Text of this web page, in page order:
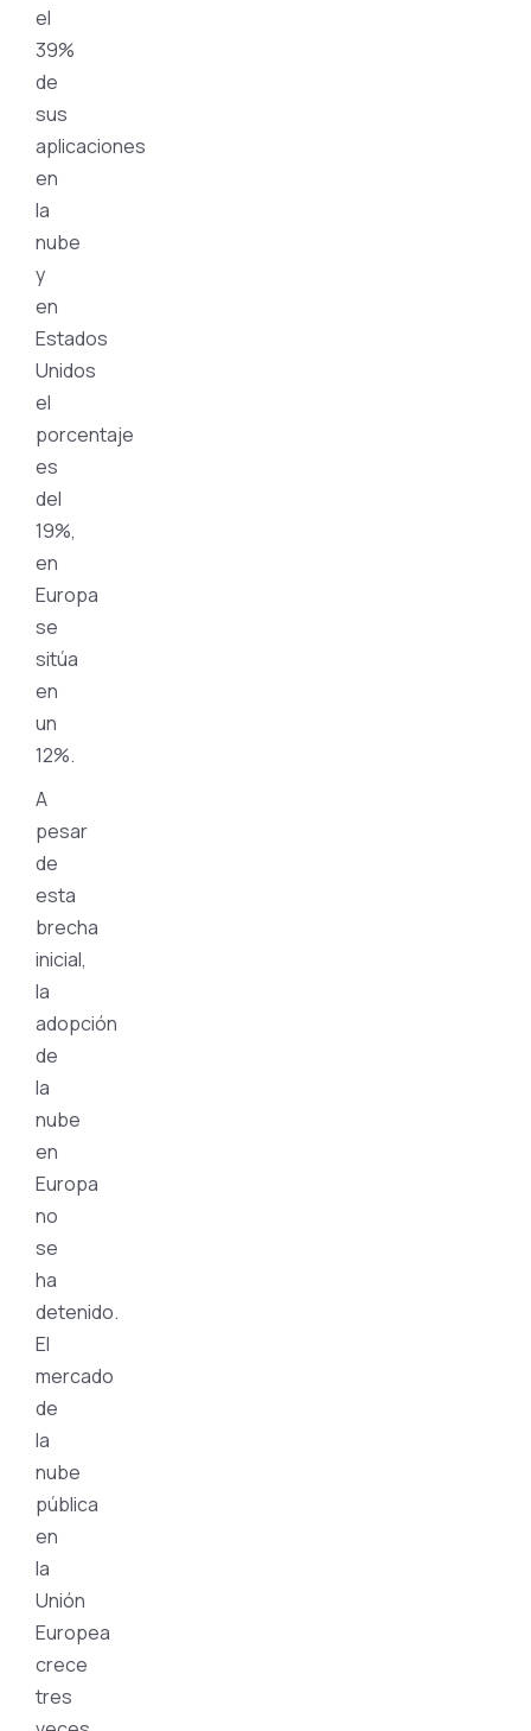
el
39%
de
sus
aplicaciones
en
la
nube
y
en
Estados
Unidos
el
porcentaje
es
del
19%,
en
Europa
se
sitúa
en
un
12%.
A
pesar
de
esta
brecha
inicial,
la
adopción
de
la
nube
en
Europa
no
se
ha
detenido.
El
mercado
de
la
nube
pública
en
la
Unión
Europea
crece
tres